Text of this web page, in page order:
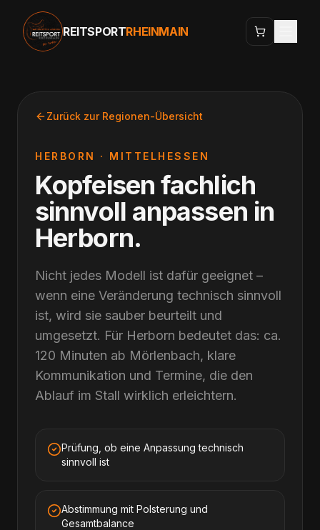
REITSPORTRHEINMAIN
Zurück zur Regionen-Übersicht
HERBORN · MITTELHESSEN
Kopfeisen fachlich
sinnvoll anpassen in
Herborn.
Nicht jedes Modell ist dafür geeignet –
wenn eine Veränderung technisch sinnvoll
ist, wird sie sauber beurteilt und
umgesetzt. Für Herborn bedeutet das: ca.
120 Minuten ab Mörlenbach, klare
Kommunikation und Termine, die den
Ablauf im Stall wirklich erleichtern.
Prüfung, ob eine Anpassung technisch
sinnvoll ist
Abstimmung mit Polsterung und
Gesamtbalance